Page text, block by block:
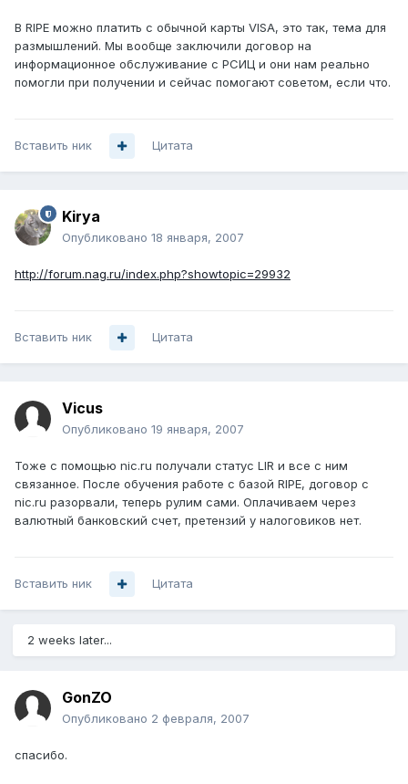
В RIPE можно платить с обычной карты VISA, это так, тема для
размышлений. Мы вообще заключили договор на
информационное обслуживание с РСИЦ и они нам реально
помогли при получении и сейчас помогают советом, если что.
Вставить ник Цитата
Kirya
Опубликовано 18 января, 2007
http://forum.nag.ru/index.php?showtopic=29932
Вставить ник Цитата
Vicus
Опубликовано 19 января, 2007
Тоже с помощью nic.ru получали статус LIR и все с ним
связанное. После обучения работе с базой RIPE, договор с
nic.ru разорвали, теперь рулим сами. Оплачиваем через
валютный банковский счет, претензий у налоговиков нет.
Вставить ник Цитата
2 weeks later...
GonZO
Опубликовано 2 февраля, 2007
спасибо.